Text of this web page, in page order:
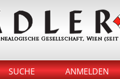
SUCHE ANMELDEN